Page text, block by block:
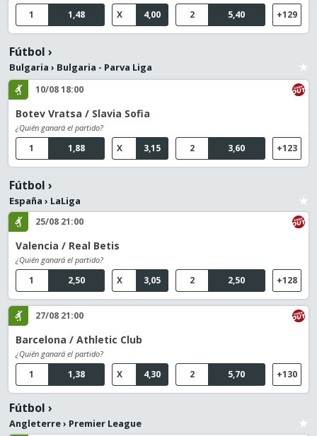
1,48
1 4,00
X 5,40
2 +129
Fútbol ›
Bulgaria › Bulgaria - Parva Liga
10/08 18:00
Botev Vratsa / Slavia Sofia
¿Quién ganará el partido?
1,88
1 3,15
X 3,60
2 +123
Fútbol ›
España › LaLiga
25/08 21:00
Valencia / Real Betis
¿Quién ganará el partido?
2,50
1 3,05
X 2,50
2 +128
27/08 21:00
Barcelona / Athletic Club
¿Quién ganará el partido?
1,38
1 4,30
X 5,70
2 +130
Fútbol ›
Angleterre› Premier League